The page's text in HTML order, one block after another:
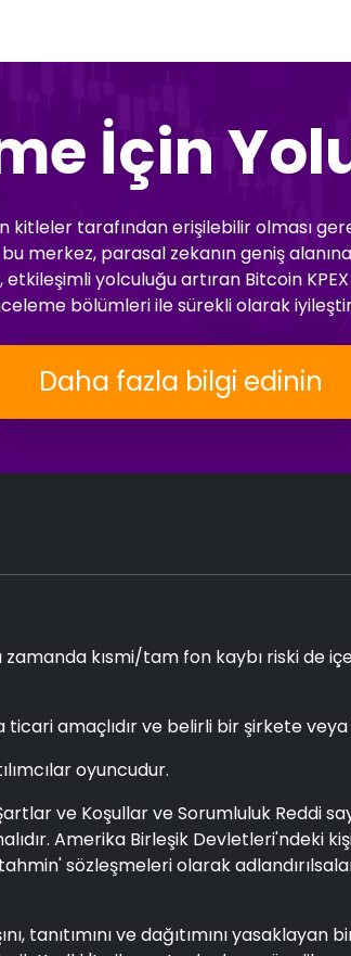
İçin
kitleler tarafından erişilebilir olması
parasal zekanın geniş
yolculuğu artıran Bitcoin
bölümleri ile sürekli olarak
Daha fazla bilgi edinin
kısmi/tam fon kaybı riski de
amaçlıdır ve belirli bir şirkete
oyuncudur.
ve Koşullar ve Sorumluluk Reddi
Amerika Birleşik Devletleri'ndeki
sözleşmeleri olarak
tanıtımını ve dağıtımını